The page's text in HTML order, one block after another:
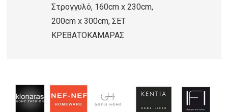
Στρογγυλό, 160cm x 230cm,
200cm x 300cm, ΣΕΤ
ΚΡΕΒΑΤΟΚΑΜΑΡΑΣ